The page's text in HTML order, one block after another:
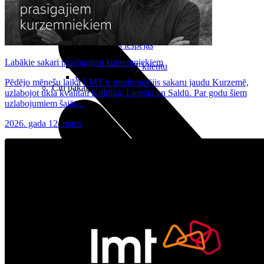
Noderīgi
Maksas un tarifi Latvijā
Maksas un tarifi ārzemēs
LMT Kartes iespējas
Kā kļūt par LMT klientu
eSIM tehnoloģija
Citi pakalpojumi
Planšetes
Labākie sakari prasīgajiem kurzemniekiem
Pēdējo mēnešu laikā LMT ir modernizējis sakaru jaudu Kurzemē,
uzlabojot tīkla kvalitāti Kuldīgā, Liepājā un Saldū. Par godu šiem
uzlabojumiem šajās...
2026. gada 12. marts